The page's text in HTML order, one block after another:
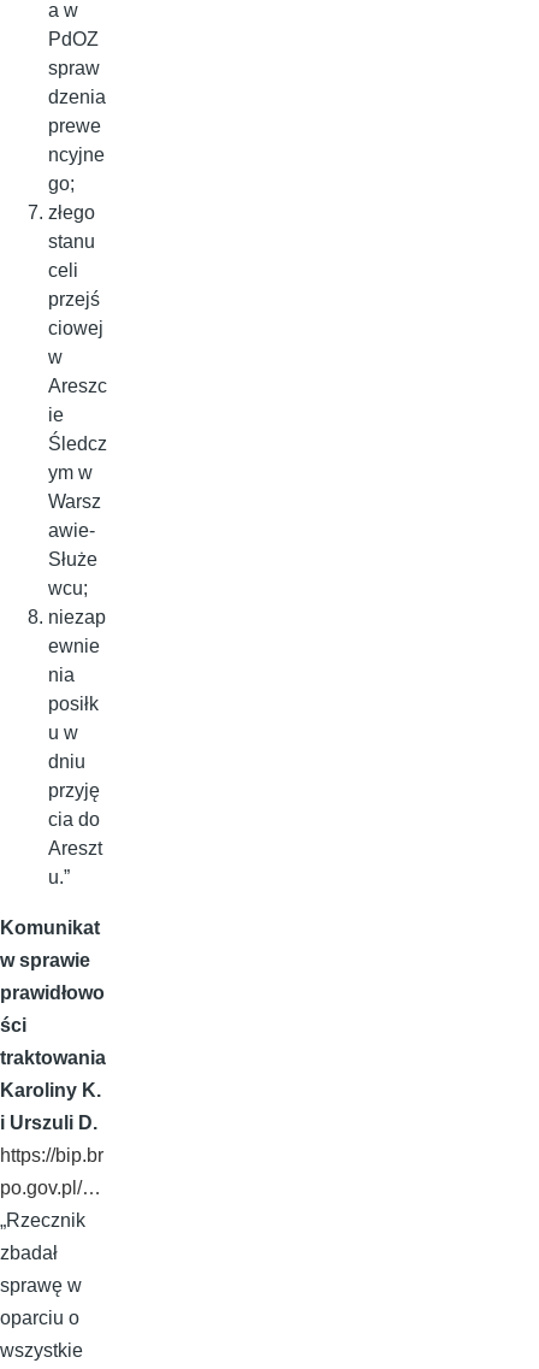
a w
PdOZ
spraw
dzenia
prewe
ncyjne
go;
złego
stanu
celi
przejś
ciowej
w
Areszc
ie
Śledcz
ym w
Warsz
awie-
Służe
wcu;
niezap
ewnie
nia
posiłk
u w
dniu
przyję
cia do
Areszt
u.”
Komunikat
w sprawie
prawidłowo
ści
traktowania
Karoliny K.
i Urszuli D.
https://bip.br
po.gov.pl/…
„Rzecznik
zbadał
sprawę w
oparciu o
wszystkie